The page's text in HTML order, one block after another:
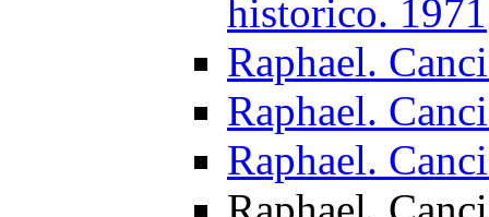
historico. 1971
Raphael.
Raphael.
Raphael.